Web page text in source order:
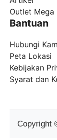
Outlet Mega
Bantuan
Hubungi
Peta Lokasi
Kebijakan
Syarat dan
Copyright